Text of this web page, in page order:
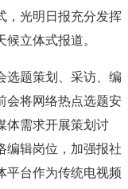
，光明日报充分发挥
立体式报道。
题策划、采访、编
会将网络热点选题安
体需求开展策划讨
编辑岗位，加强报社
平台作为传统电视频